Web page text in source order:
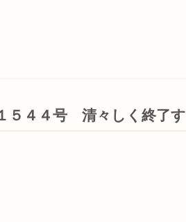
５４４号 清々しく終了す